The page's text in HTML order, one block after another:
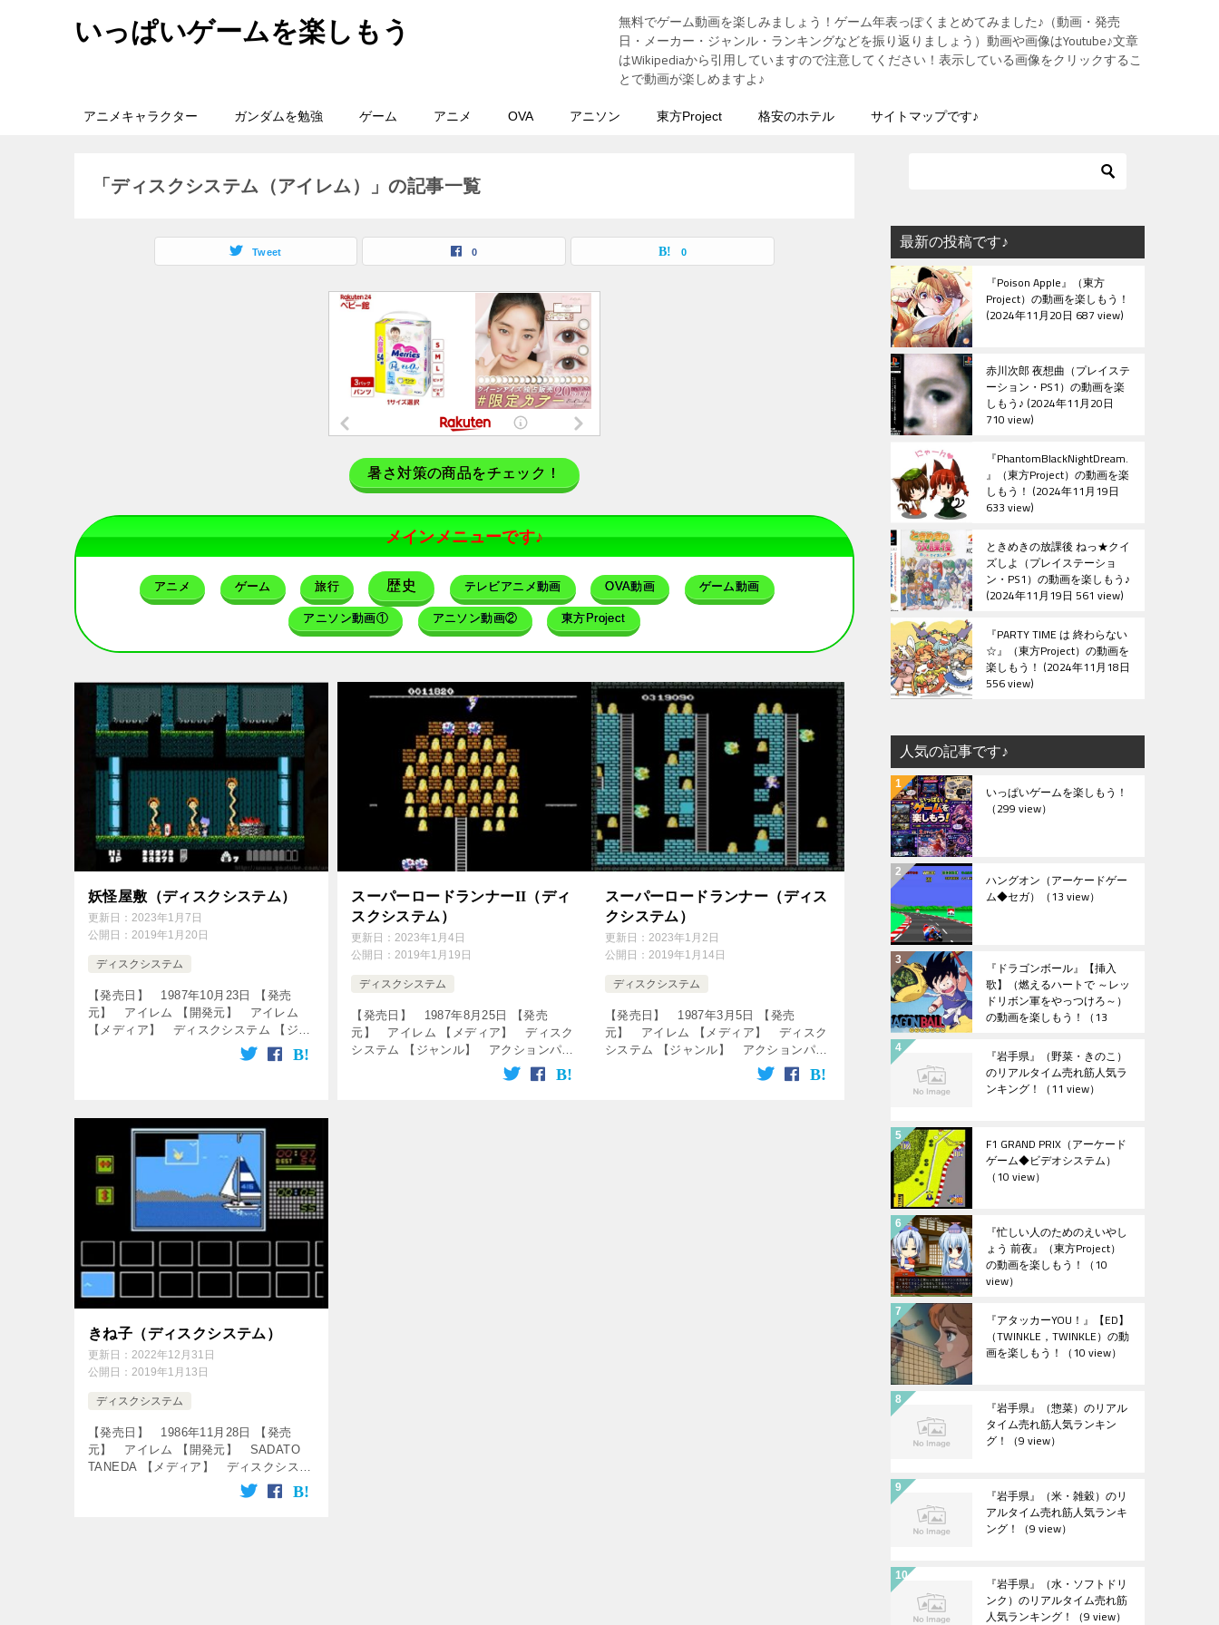
いっぱいゲームを楽しもう
無料でゲーム動画を楽しみましょう！ゲーム年表っぽくまとめてみました♪（動画・発売
日・メーカー・ジャンル・ランキングなどを振り返りましょう）動画や画像はYoutube♪文章
はWikipediaから引用していますので注意してください！表示している画像をクリックするこ
とで動画が楽しめますよ♪
アニメキャラクター ガンダムを勉強 ゲーム アニメ OVA アニソン 東方Project 格安のホテル サイトマップです♪
「ディスクシステム（アイレム）」の記事一覧
Tweet 0 0
暑さ対策の商品をチェック！
メインメニューです♪
アニメ ゲーム 旅行 歴史 テレビアニメ動画 OVA動画 ゲーム動画
アニソン動画① アニソン動画② 東方Project
妖怪屋敷（ディスクシステム）
更新日： 2023年1月7日
公開日： 2019年1月20日
ディスクシステム
【発売日】 1987年10月23日 【発売
元】 アイレム 【開発元】 アイレム
【メディア】 ディスクシステム 【ジャ
ンル】 アクションゲーム ↓の動画をク
リック！動画を楽しめます♪ 【FC】妖怪
スーパーロードランナーII（ディ
スクシステム）
更新日：2023年1月4日
公開日：2019年1月19日
ディスクシステム
【発売日】 1987年8月25日 【発売
元】 アイレム 【メディア】 ディスク
システム 【ジャンル】 アクションパズ
ルゲーム ↓の動画をクリック！動画を楽
しめます♪ [csshop service=”raku […]
スーパーロードランナー（ディス
クシステム）
更新日： 2023年1月2日
公開日： 2019年1月14日
ディスクシステム
【発売日】 1987年3月5日 【発売
元】 アイレム 【メディア】 ディスク
システム 【ジャンル】 アクションパズ
ルゲーム ↓の動画をクリック！動画を楽
しめます♪ [csshop service=”rakut […]
きね子（ディスクシステム）
更新日： 2022年12月31日
公開日： 2019年1月13日
ディスクシステム
【発売日】 1986年11月28日 【発売
元】 アイレム 【開発元】 SADATO
TANEDA 【メディア】 ディスクシステ
ム 【ジャンル】 パズルゲーム ↓の動画
をクリック！動画を楽しめます♪ ファミ
最新の投稿です♪
『Poison Apple』（東方
Project）の動画を楽しもう！
2024年11月20日 687 view
赤川次郎 夜想曲（プレイステ
ーション・PS1）の動画を楽
しもう♪ 2024年11月20日
710 view
『PhantomBlackNightDream.
』（東方Project）の動画を楽
しもう！ 2024年11月19日
633 view
ときめきの放課後 ねっ★クイ
ズしよ（プレイステーショ
ン・PS1）の動画を楽しもう♪
2024年11月19日 561 view
『PARTY TIME は 終わらない
☆』（東方Project）の動画を
楽しもう！ 2024年11月18日
556 view
人気の記事です♪
いっぱいゲームを楽しもう！
（299 view）
ハングオン（アーケードゲー
ム◆セガ） （13 view）
『ドラゴンボール』【挿入
歌】（燃えるハートで ～レッ
ドリボン軍をやっつけろ～）
の動画を楽しもう！ （13
『岩手県』（野菜・きのこ）
のリアルタイム売れ筋人気ラ
ンキング！ （11 view）
F1 GRAND PRIX（アーケード
ゲーム◆ビデオシステム）
（10 view）
『忙しい人のためのえいやし
ょう 前夜』（東方Project）
の動画を楽しもう！ （10
view）
『アタッカーYOU！』【ED】
（TWINKLE，TWINKLE）の動
画を楽しもう！ （10 view）
『岩手県』（惣菜）のリアル
タイム売れ筋人気ランキン
グ！ （9 view）
『岩手県』（米・雑穀）のリ
アルタイム売れ筋人気ランキ
ング！ （9 view）
『岩手県』（水・ソフトドリ
ンク）のリアルタイム売れ筋
人気ランキング！ （9 view）